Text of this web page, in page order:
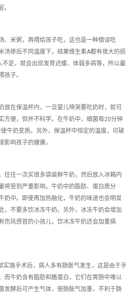
。
、米粥，再喂给孩子吃，这也是一种错误吃
汤掺后不同温度下，结果维生素A都有很大的损
足，就会出现发育迟缓、体弱多病等，所以最
孩子。
放在保温杯内，一旦婴儿啼哭要吃奶时，就可
方便，但并不科学。在牛奶中，细菌每20分钟
牛奶变质。另外，保温杯中恒定的温度，可破
影响孩子的健康。
往往一次买很多袋装鲜牛奶，然后放入冰箱内
将受到严重影响。牛奶中的脂肪、蛋白质分
奶中。即使再加热融化，牛奶的味道也会明显
，不要多饮冰冻牛奶。另外，冰冻牛奶会增加
伤风感冒的小孩儿，饮冰冻牛奶还会加重病
实施手术后，病人多有肠胀气发生，这是由于手
而牛奶含有脂肪和酪蛋白，它们在胃肠中难以
发酵后可产生气体，使肠胀气加重，不利于肠